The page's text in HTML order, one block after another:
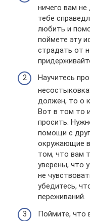
ничего вам
тебе
любить и
поймете эту
страдать от
Научитесь
должен, то о
Вот в том то
просить.
помощи с
окружающие
том, что вам
уверены, что
не
убедитесь,
переживаний.
Поймите, что